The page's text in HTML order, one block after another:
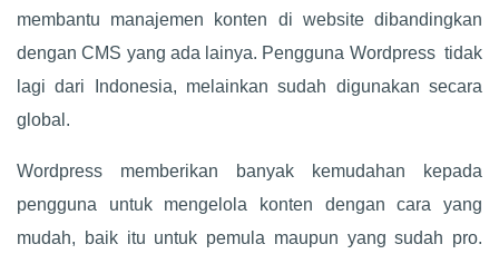
membantu manajemen konten di website dibandingkan
dengan CMS yang ada lainya. Pengguna Wordpress tidak
lagi dari Indonesia, melainkan sudah digunakan secara
global.
Wordpress memberikan banyak kemudahan kepada
pengguna untuk mengelola konten dengan cara yang
mudah, baik itu untuk pemula maupun yang sudah pro.